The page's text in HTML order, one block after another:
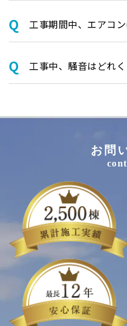
⼯事期間中、エアコ
⼯事中、騒⾳はどれ
お問